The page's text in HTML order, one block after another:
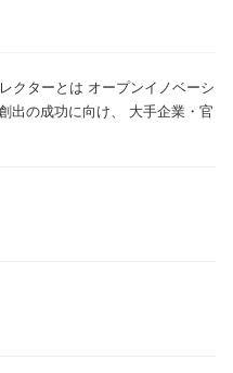
クターとは オープンイノベーシ
出の成功に向け、 大手企業・官